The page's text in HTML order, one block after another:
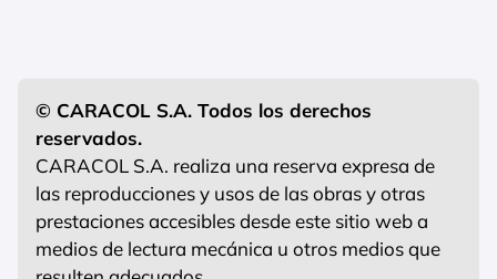
© CARACOL S.A. Todos los derechos
reservados.
CARACOL S.A. realiza una reserva expresa de
las reproducciones y usos de las obras y otras
prestaciones accesibles desde este sitio web a
medios de lectura mecánica u otros medios que